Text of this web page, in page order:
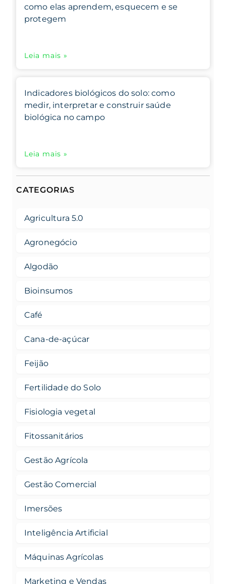
como elas aprendem, esquecem e se
protegem
Leia mais »
Indicadores biológicos do solo: como
medir, interpretar e construir saúde
biológica no campo
Leia mais »
CATEGORIAS
Agricultura 5.0
Agronegócio
Algodão
Bioinsumos
Café
Cana-de-açúcar
Feijão
Fertilidade do Solo
Fisiologia vegetal
Fitossanitários
Gestão Agrícola
Gestão Comercial
Imersões
Inteligência Artificial
Máquinas Agrícolas
Marketing e Vendas